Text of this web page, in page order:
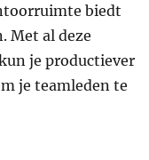
biedt
Met al deze
je productiever
je teamleden te